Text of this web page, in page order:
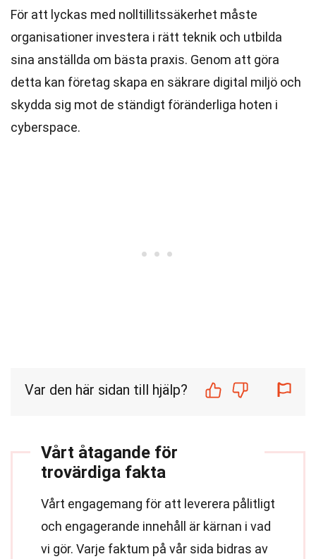
För att lyckas med nolltillitssäkerhet måste
organisationer investera i rätt teknik och utbilda
sina anställda om bästa praxis. Genom att göra
detta kan företag skapa en säkrare digital miljö och
skydda sig mot de ständigt föränderliga hoten i
cyberspace.
Var den här sidan till hjälp?
Vårt åtagande för
trovärdiga fakta
Vårt engagemang för att leverera pålitligt
och engagerande innehåll är kärnan i vad
vi gör. Varje faktum på vår sida bidras av